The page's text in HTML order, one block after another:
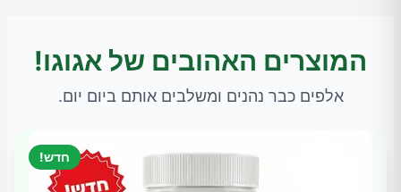
המוצרים האהובים של אגוגו!
אלפים כבר נהנים ומשלבים אותם ביום יום.
חדש!